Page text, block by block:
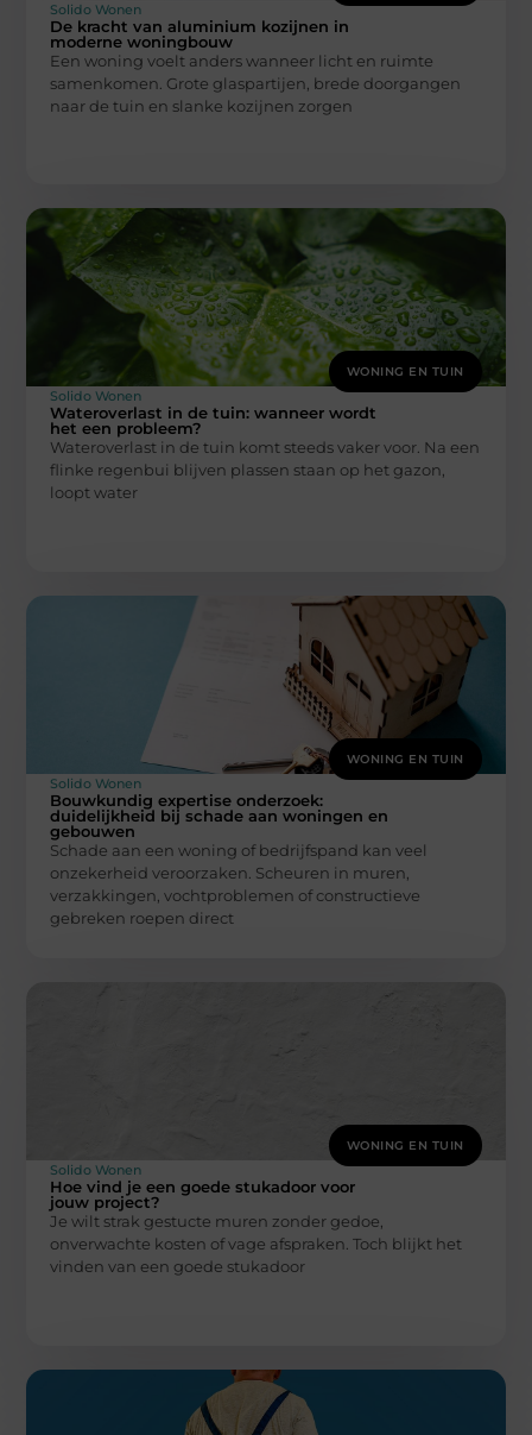
Solido Wonen
De kracht van aluminium kozijnen in
moderne woningbouw
Een woning voelt anders wanneer licht en ruimte
samenkomen. Grote glaspartijen, brede doorgangen
naar de tuin en slanke kozijnen zorgen
WONING EN TUIN
Solido Wonen
Wateroverlast in de tuin: wanneer wordt
het een probleem?
Wateroverlast in de tuin komt steeds vaker voor. Na een
flinke regenbui blijven plassen staan op het gazon,
loopt water
WONING EN TUIN
Solido Wonen
Bouwkundig expertise onderzoek:
duidelijkheid bij schade aan woningen en
gebouwen
Schade aan een woning of bedrijfspand kan veel
onzekerheid veroorzaken. Scheuren in muren,
verzakkingen, vochtproblemen of constructieve
gebreken roepen direct
WONING EN TUIN
Solido Wonen
Hoe vind je een goede stukadoor voor
jouw project?
Je wilt strak gestucte muren zonder gedoe,
onverwachte kosten of vage afspraken. Toch blijkt het
vinden van een goede stukadoor